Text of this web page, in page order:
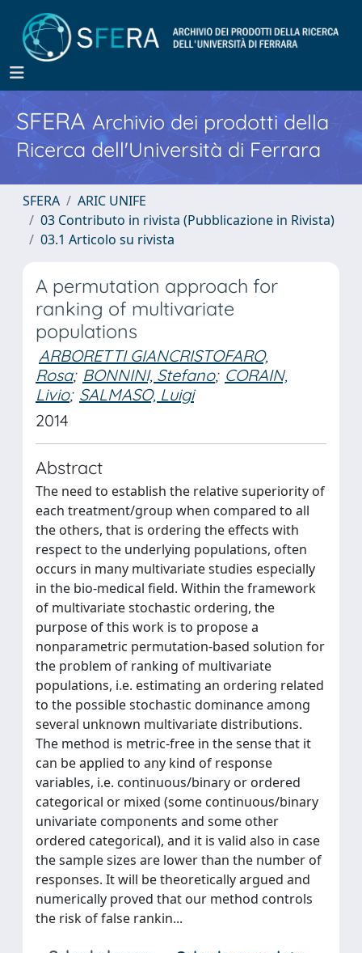
SFERA Archivio dei prodotti della
Ricerca dell'Università di Ferrara
SFERA
ARIC UNIFE
03 Contributo in rivista (Pubblicazione in Rivista)
03.1 Articolo su rivista
A permutation approach for
ranking of multivariate
populations
ARBORETTI GIANCRISTOFARO,
Rosa; BONNINI, Stefano; CORAIN,
Livio; SALMASO, Luigi
2014
Abstract
The need to establish the relative superiority of
each treatment/group when compared to all
the others, that is ordering the effects with
respect to the underlying populations, often
occurs in many multivariate studies especially
in the bio-medical field. Within the framework
of multivariate stochastic ordering, the
purpose of this work is to propose a
nonparametric permutation-based solution for
the problem of ranking of multivariate
populations, i.e. estimating an ordering related
to the possible stochastic dominance among
several unknown multivariate distributions.
The method is metric-free in the sense that it
can be applied to any kind of response
variables, i.e. continuous/binary or ordered
categorical or mixed (some continuous/binary
univariate components and some other
ordered categorical), and it is valid also in case
the sample sizes are lower than the number of
responses. It will be theoretically argued and
numerically proved that our method controls
the risk of false rankin...